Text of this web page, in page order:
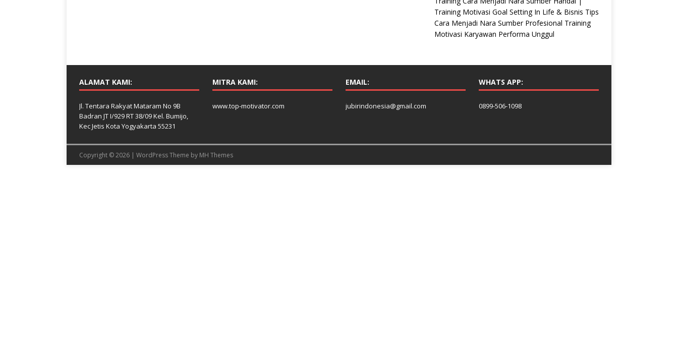
Training Motivasi Goal Setting In Life & Bisnis Tips
Cara Menjadi Nara Sumber Profesional Training
Motivasi Karyawan Performa Unggul
ALAMAT KAMI:
Jl. Tentara Rakyat Mataram No 9B
Badran JT I/929 RT 38/09 Kel. Bumijo,
Kec Jetis Kota Yogyakarta 55231
MITRA KAMI:
www.top-motivator.com
EMAIL:
jubirindonesia@gmail.com
WHATS APP:
0899-506-1098
Copyright © 2026 | WordPress Theme by MH Themes